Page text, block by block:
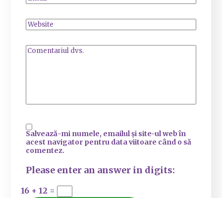
Salvează-mi numele, emailul și site-ul web în
acest navigator pentru data viitoare când o să
comentez.
Please enter an answer in digits:
16 + 12 =